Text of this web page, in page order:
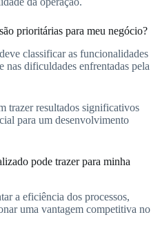
prioritárias para meu negócio?
classificar as funcionalidades
nas dificuldades enfrentadas pela
trazer resultados significativos
para um desenvolvimento
pode trazer para minha
a eficiência dos processos,
uma vantagem competitiva no